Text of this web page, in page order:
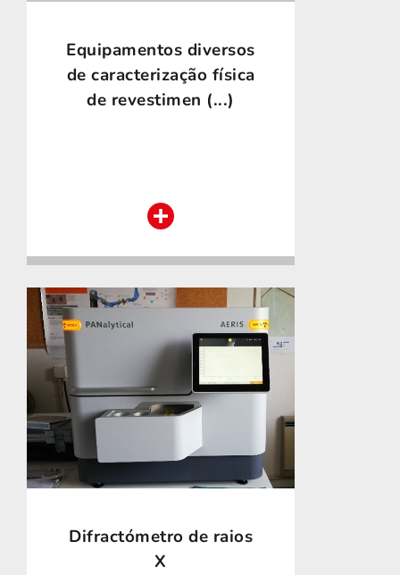
Equipamentos diversos
de caracterização física
de revestimen (...)
Difractómetro de raios
X